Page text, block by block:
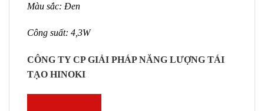
Màu sắc: Đen
Công suất: 4,3W
CÔNG TY CP GIẢI PHÁP NĂNG LƯỢNG TÁI
TẠO HINOKI